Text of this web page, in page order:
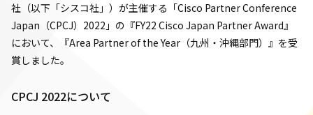
社（以下「シスコ社」）が主催する「Cisco Partner Conference
Japan（CPCJ）2022」の『FY22 Cisco Japan Partner Award』
において、『Area Partner of the Year（九州・沖縄部門）』を受
賞しました。
CPCJ 2022について